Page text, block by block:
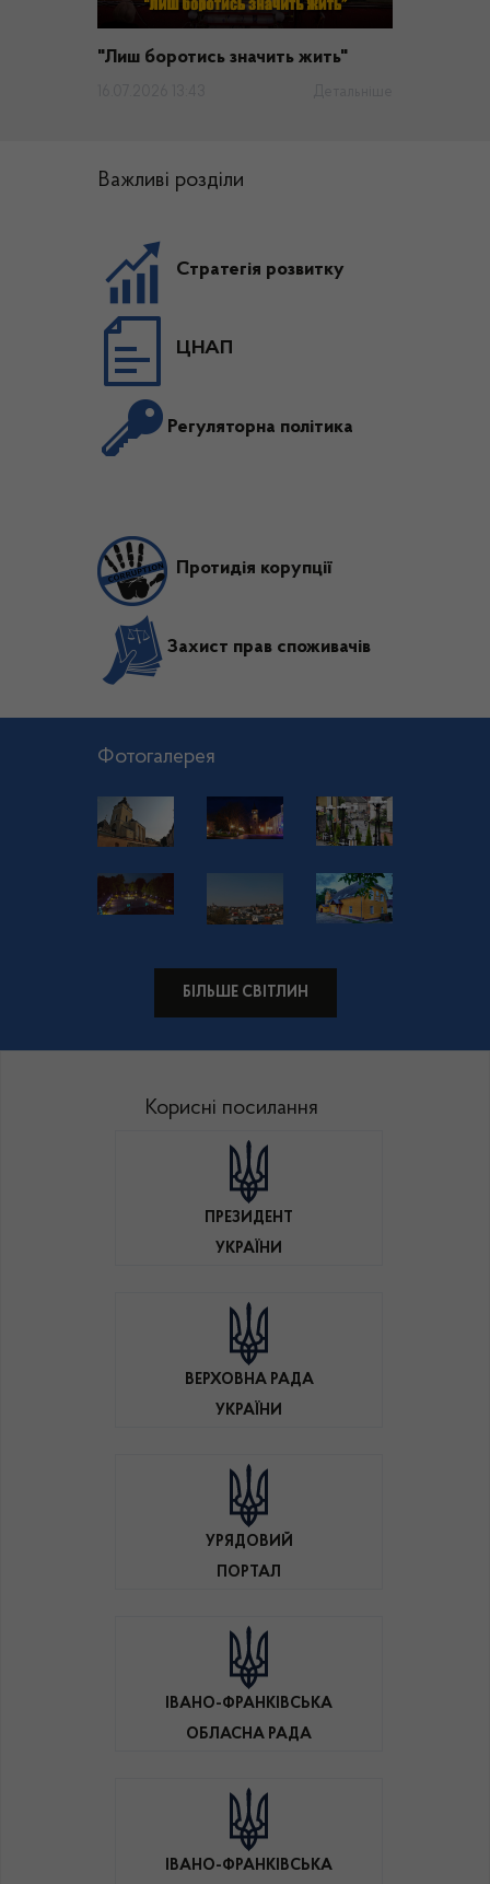
"Лиш боротись значить жить"
Важливі розділи
Стратегія розвитку
ЦНАП
Регуляторна політика
Протидія корупції
Захист прав споживачів
Фотогалерея
БІЛЬШЕ СВІТЛИН
Корисні посилання
ПРЕЗИДЕНТ
УКРАЇНИ
ВЕРХОВНА РАДА
УКРАЇНИ
УРЯДОВИЙ
ПОРТАЛ
ІВАНО-ФРАНКІВСЬКА
ОБЛАСНА РАДА
ІВАНО-ФРАНКІВСЬКА